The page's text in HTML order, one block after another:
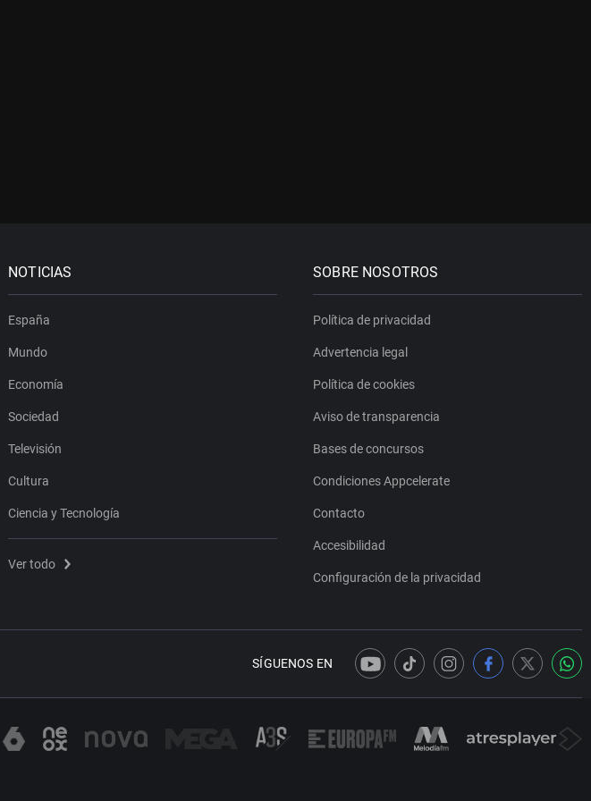
NOTICIAS
España
Mundo
Economía
Sociedad
Televisión
Cultura
Ciencia y Tecnología
Ver todo
SOBRE NOSOTROS
Política de privacidad
Advertencia legal
Política de cookies
Aviso de transparencia
Bases de concursos
Condiciones Appcelerate
Contacto
Accesibilidad
Configuración de la privacidad
SÍGUENOS EN